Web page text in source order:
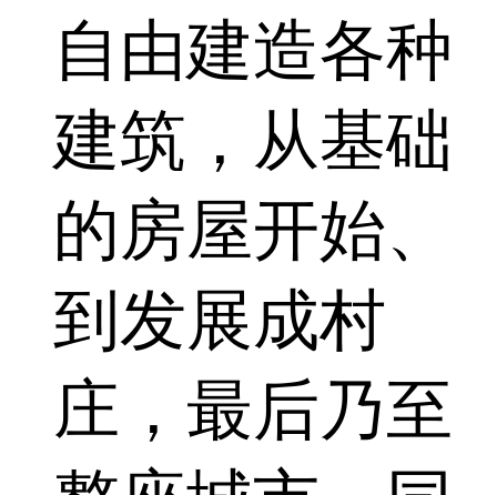
自由建造各种
建筑，从基础
的房屋开始、
到发展成村
庄，最后乃至